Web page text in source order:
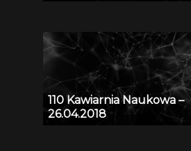
110 Kawiarnia Naukowa –
26.04.2018